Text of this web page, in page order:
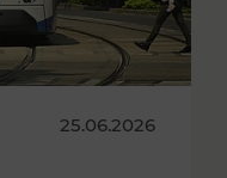
25.06.2026